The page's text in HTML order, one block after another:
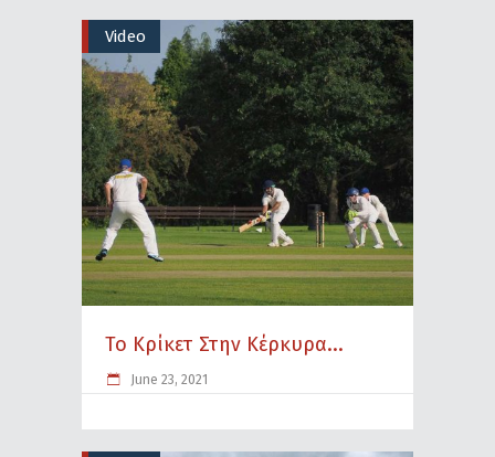
Video
Το Κρίκετ Στην Κέρκυρα...
June 23, 2021